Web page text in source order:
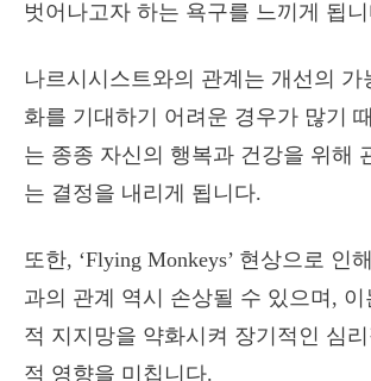
벗어나고자 하는 욕구를 느끼게 됩
나르시시스트와의 관계는 개선의 가
화를 기대하기 어려운 경우가 많기
는 종종 자신의 행복과 건강을 위해
는 결정을 내리게 됩니다.
또한, ‘Flying Monkeys’ 현상으로 인
과의 관계 역시 손상될 수 있으며, 이
적 지지망을 약화시켜 장기적인 심
적 영향을 미칩니다.